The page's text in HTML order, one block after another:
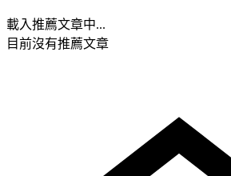
載入推薦文章中...
目前沒有推薦文章